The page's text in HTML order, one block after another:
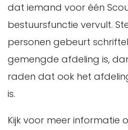
dat iemand voor één
bestuursfunctie vervult.
personen gebeurt
gemengde afdeling is,
raden dat ook het
is.
Kijk voor meer informatie